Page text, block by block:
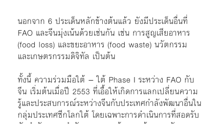
นอกจาก 6 ประเด็นหลักข้างต้นแล้ว ยังมีประเด็นอื่นที่
FAO และจีนมุ่งเน้นด้วยเช่นกัน เช่น การสูญเสียอาหาร
(food loss) และขยะอาหาร (food waste) นวัตกรรม
และเกษตรกรรมดิจิทัล เป็นต้น
ทั้งนี้ ความร่วมมือใต้ – ใต้ Phase I ระหว่าง FAO กับ
จีน เริ่มต้นเมื่อปี 2553 ที่เอื้อให้เกิดการแลกเปลี่ยนความ
รู้และประสบการณ์ระหว่างจีนกับประเทศกำลังพัฒนาอื่นใน
กลุ่มประเทศซีกโลกใต้ โดยเฉพาะการดำเนินการที่สอดรับ